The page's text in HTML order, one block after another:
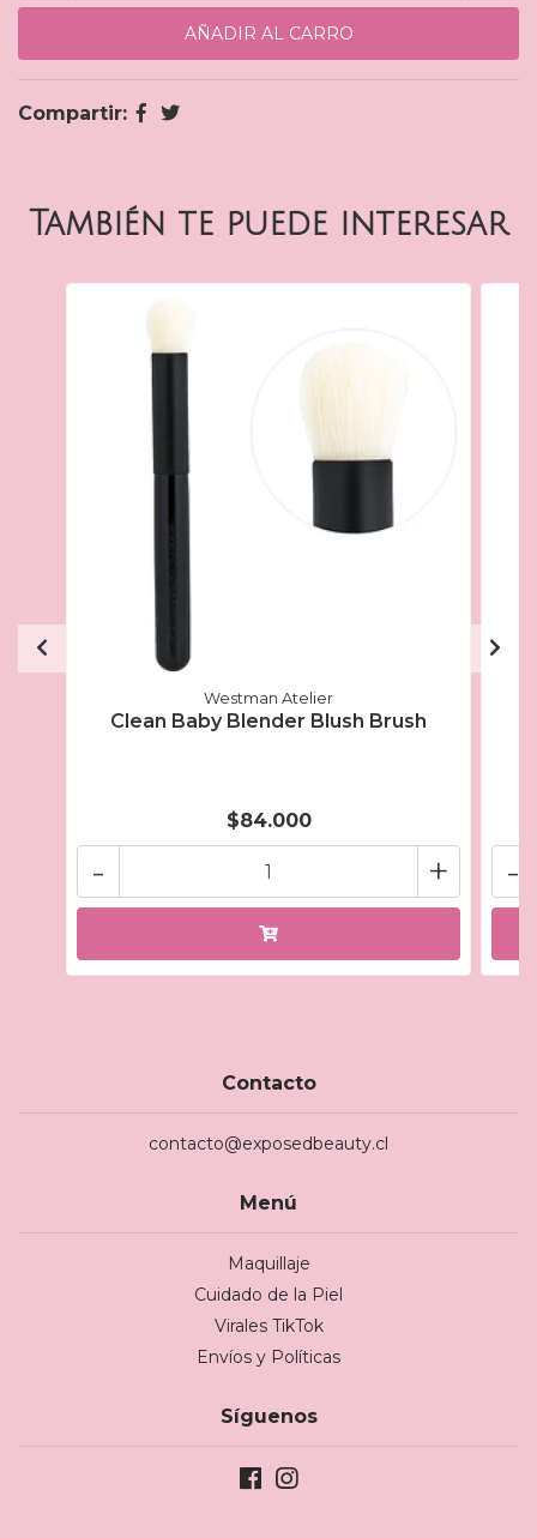
Compartir:
También te puede interesar
Westman Atelier
Clean Baby Blender Blush Brush
$84.000
+
- -
Contacto
contacto@exposedbeauty.cl
Menú
Maquillaje
Cuidado de la Piel
Virales TikTok
Envíos y Políticas
Síguenos